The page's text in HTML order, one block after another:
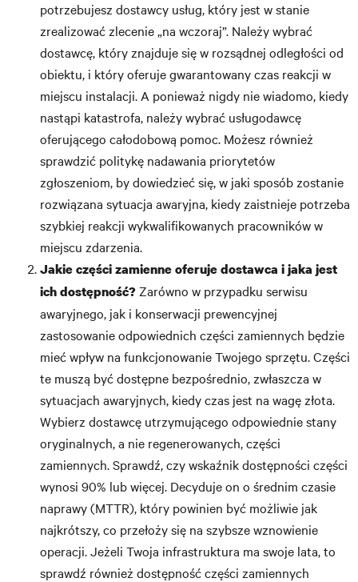
potrzebujesz dostawcy usług, który jest w stanie
zrealizować zlecenie „na wczoraj”. Należy wybrać
dostawcę, który znajduje się w rozsądnej odległości od
obiektu, i który oferuje gwarantowany czas reakcji w
miejscu instalacji. A ponieważ nigdy nie wiadomo, kiedy
nastąpi katastrofa, należy wybrać usługodawcę
oferującego całodobową pomoc. Możesz również
sprawdzić politykę nadawania priorytetów
zgłoszeniom, by dowiedzieć się, w jaki sposób zostanie
rozwiązana sytuacja awaryjna, kiedy zaistnieje potrzeba
szybkiej reakcji wykwalifikowanych pracowników w
miejscu zdarzenia.
Jakie części zamienne oferuje dostawca i jaka jest
ich dostępność?Zarówno w przypadku serwisu
awaryjnego, jak i konserwacji prewencyjnej
zastosowanie odpowiednich części zamiennych będzie
mieć wpływ na funkcjonowanie Twojego sprzętu. Części
te muszą być dostępne bezpośrednio, zwłaszcza w
sytuacjach awaryjnych, kiedy czas jest na wagę złota.
Wybierz dostawcę utrzymującego odpowiednie stany
oryginalnych, a nie regenerowanych, części
zamiennych. Sprawdź, czy wskaźnik dostępności części
wynosi 90% lub więcej. Decyduje on o średnim czasie
naprawy (MTTR), który powinien być możliwie jak
najkrótszy, co przełoży się na szybsze wznowienie
operacji. Jeżeli Twoja infrastruktura ma swoje lata, to
sprawdź również dostępność części zamiennych